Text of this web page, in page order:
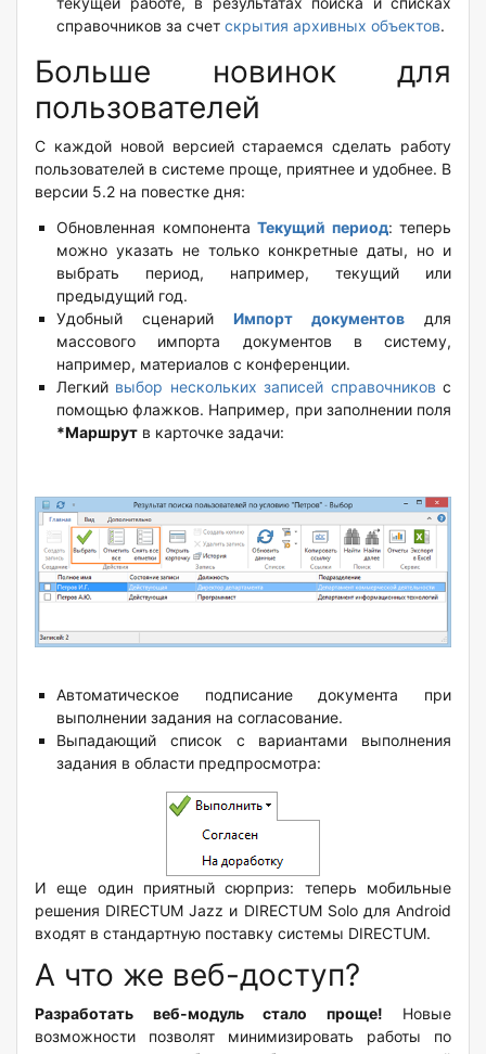
справочников за счет скрытия архивных объектов.
Больше новинок для
пользователей
С каждой новой версией стараемся сделать работу
пользователей в системе проще, приятнее и удобнее. В
версии 5.2 на повестке дня:
Обновленная компонента Текущий период: теперь
можно указать не только конкретные даты, но и
выбрать период, например, текущий или
предыдущий год.
Удобный сценарий Импорт документов для
массового импорта документов в систему,
например, материалов с конференции.
Легкий выбор нескольких записей справочников с
помощью флажков. Например, при заполнении поля
*Маршрут в карточке задачи:
Автоматическое подписание документа при
выполнении задания на согласование.
Выпадающий список с вариантами выполнения
задания в области предпросмотра:
И еще один приятный сюрприз: теперь мобильные
решения DIRECTUM Jazz и DIRECTUM Solo для Android
входят в стандартную поставку системы DIRECTUM.
А что же веб-доступ?
Разработать веб-модуль стало проще! Новые
возможности позволят минимизировать работы по